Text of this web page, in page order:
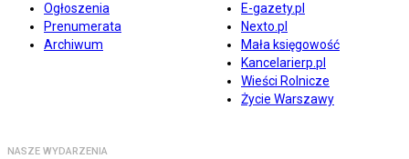
Ogłoszenia
Prenumerata
Archiwum
E-gazety.pl
Nexto.pl
Mała księgowość
Kancelarierp.pl
Wieści Rolnicze
Życie Warszawy
NASZE WYDARZENIA